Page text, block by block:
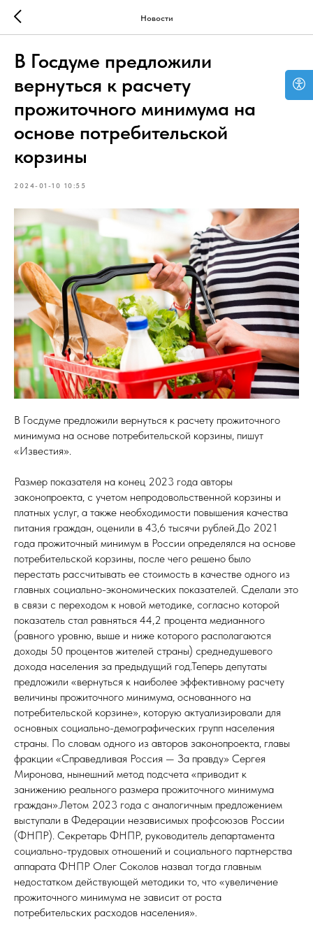
Новости
В Госдуме предложили
вернуться к расчету
прожиточного минимума на
основе потребительской
корзины
2024-01-10 10:55
В Госдуме предложили вернуться к расчету прожиточного
минимума на основе потребительской корзины, пишут
«Известия».
Размер показателя на конец 2023 года авторы
законопроекта, с учетом непродовольственной корзины и
платных услуг, а также необходимости повышения качества
питания граждан, оценили в 43,6 тысячи рублей.До 2021
года прожиточный минимум в России определялся на основе
потребительской корзины, после чего решено было
перестать рассчитывать ее стоимость в качестве одного из
главных социально-экономических показателей. Сделали это
в связи с переходом к новой методике, согласно которой
показатель стал равняться 44,2 процента медианного
(равного уровню, выше и ниже которого располагаются
доходы 50 процентов жителей страны) среднедушевого
дохода населения за предыдущий год.Теперь депутаты
предложили «вернуться к наиболее эффективному расчету
величины прожиточного минимума, основанного на
потребительской корзине», которую актуализировали для
основных социально-демографических групп населения
страны. По словам одного из авторов законопроекта, главы
фракции «Справедливая Россия — За правду» Сергея
Миронова, нынешний метод подсчета «приводит к
занижению реального размера прожиточного минимума
граждан».Летом 2023 года с аналогичным предложением
выступали в Федерации независимых профсоюзов России
(ФНПР). Секретарь ФНПР, руководитель департамента
социально-трудовых отношений и социального партнерства
аппарата ФНПР Олег Соколов назвал тогда главным
недостатком действующей методики то, что «увеличение
прожиточного минимума не зависит от роста
потребительских расходов населения».